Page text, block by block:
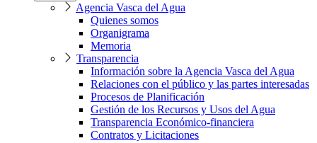
Agencia Vasca del Agua
Quienes somos
Organigrama
Memoria
Transparencia
Información sobre la Agencia Vasca del Agua
Relaciones con el público y las partes interesadas
Procesos de Planificación
Gestión de los Recursos y Usos del Agua
Transparencia Económico-financiera
Contratos y Licitaciones